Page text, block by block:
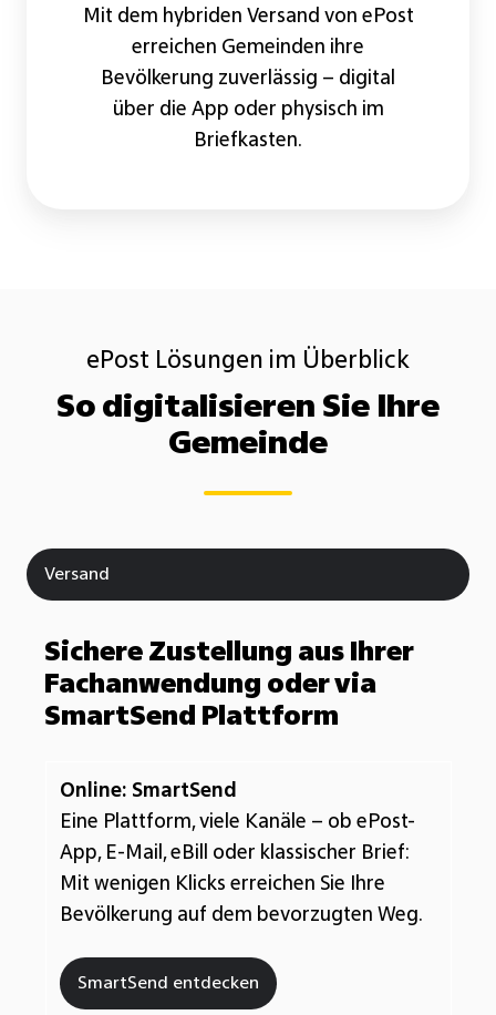
Mit dem hybriden Versand von ePost
erreichen Gemeinden ihre
Bevölkerung zuverlässig – digital
über die App oder physisch im
Briefkasten.
ePost Lösungen im Überblick
So digitalisieren Sie Ihre
Gemeinde
Versand
Sichere Zustellung aus Ihrer
Fachanwendung oder via
SmartSend Plattform
Online: SmartSend
Eine Plattform, viele Kanäle – ob ePost-
App, E-Mail,eBill
oder klassischer Brief:
Mit wenigen Klicks erreichen Sie Ihre
Bevölkerung auf dem bevorzugten Weg.
SmartSend entdecken